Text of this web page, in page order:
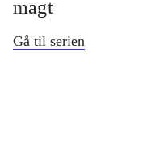
magt
Gå til serien